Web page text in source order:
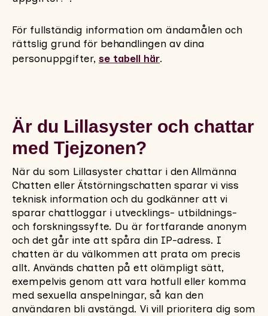
För fullständig information om ändamålen och
rättslig grund för behandlingen av dina
personuppgifter, se tabell här.
Är du Lillasyster och chattar
med Tjejzonen?
När du som Lillasyster chattar i den Allmänna
Chatten eller Ätstörningschatten sparar vi viss
teknisk information och du godkänner att vi
sparar chattloggar i utvecklings- utbildnings-
och forskningssyfte. Du är fortfarande anonym
och det går inte att spåra din IP-adress. I
chatten är du välkommen att prata om precis
allt. Används chatten på ett olämpligt sätt,
exempelvis genom att vara hotfull eller komma
med sexuella anspelningar, så kan den
användaren bli avstängd. Vi vill prioritera dig som